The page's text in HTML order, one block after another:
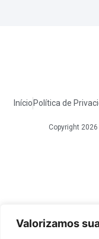
Valorizamos
Início Política de
Copyright